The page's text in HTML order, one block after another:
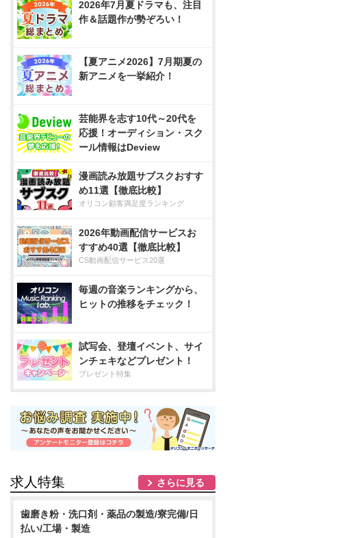
2026年7月夏ドラマも、注目
作＆話題作が勢ぞろい！
【夏アニメ2026】7月期夏の
新アニメを一挙紹介！
芸能界を志す10代～20代を
応援！オーディション・スク
ール情報はDeview
漫画読み放題サブスクおすす
め11選【徹底比較】
オリコン顧客満足度ランキング
2026年動画配信サービスお
すすめ40選【徹底比較】
CS動画配信サービス20選
毎週の音楽ランキングから、
ヒットの推移をチェック！
試写会、登壇イベント、サイ
ンチェキなどプレゼント！
プレゼント特集
求人特集 さらに見る
歯磨き粉・洗口剤・薬品の製造/寮完備/日
払い/工場・製造